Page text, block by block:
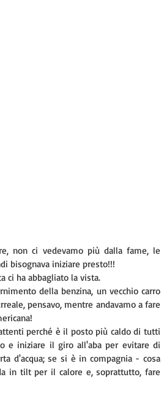
non ci vedevamo più dalla fame, le
bisognava iniziare presto!!!
ci ha abbagliato la vista.
della benzina, un vecchio carro
pensavo, mentre andavamo a fare
perché è il posto più caldo di tutti
e iniziare il giro all'aba per evitare di
d'acqua; se si è in compagnia - cosa
in tilt per il calore e, soprattutto, fare